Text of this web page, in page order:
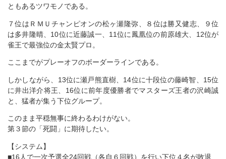
ともあるツワモノである。
７位はＲＭＵチャンピオンの松ヶ瀬隆弥、８位は勝又健志、９位
は多井隆晴、10位に近藤誠一、11位に鳳凰位の前原雄大、12位が
雀王で最強位の金太賢プロ。
ここまでがプレーオフのボーダーラインである。
しかしながら、13位に瀬戸熊直樹、14位に十段位の藤崎智、15位
に井出洋介将王、16位に前年度優勝者でマスターズ王者の沢崎誠
と、猛者が集う下位グループ。
このまま平穏無事に終わるわけがない。
第３節の「死闘」に期待したい。
【システム】
■16人で一次予選全24回戦（各自６回戦）を行い下位４名が敗退